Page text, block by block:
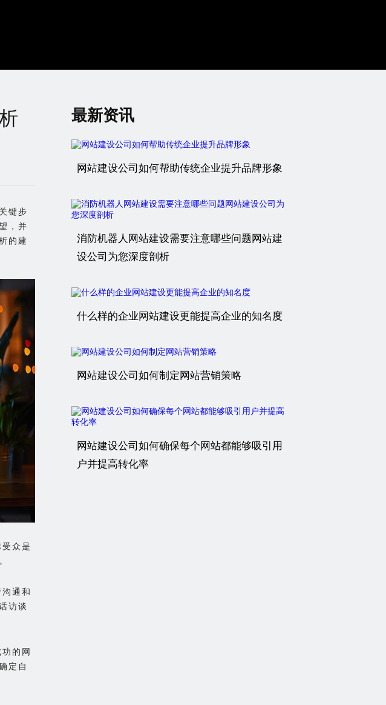
键步
，并
的建
众是
通和
访谈
的网
定自
最新资讯
网站建设公司如何帮助传统企业提升品牌形象
消防机器人网站建设需要注意哪些问题网站建
设公司为您深度剖析
什么样的企业网站建设更能提高企业的知名度
网站建设公司如何制定网站营销策略
网站建设公司如何确保每个网站都能够吸引用
户并提高转化率